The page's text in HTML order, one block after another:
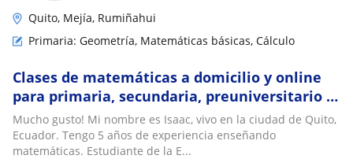
Quito, Mejía, Rumiñahui
Primaria: Geometría, Matemáticas básicas, Cálculo
Clases de matemáticas a domicilio y online
para primaria, secundaria, preuniversitario y
nivelación
Mucho gusto! Mi nombre es Isaac, vivo en la ciudad de Quito,
Ecuador. Tengo 5 años de experiencia enseñando
matemáticas. Estudiante de la E...